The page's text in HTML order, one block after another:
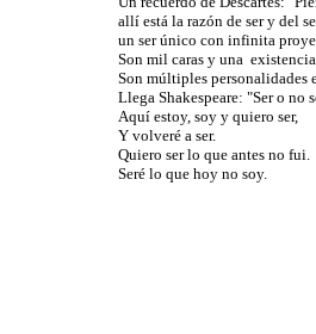
allí está la razón de ser y del
un ser único con infinita
Son mil caras y una existencia.
Son múltiples personalidades
Llega Shakespeare: "Ser o no
Aquí estoy, soy y quiero ser,
Y volveré a ser.
Quiero ser lo que antes no fui.
Seré lo que hoy no soy.